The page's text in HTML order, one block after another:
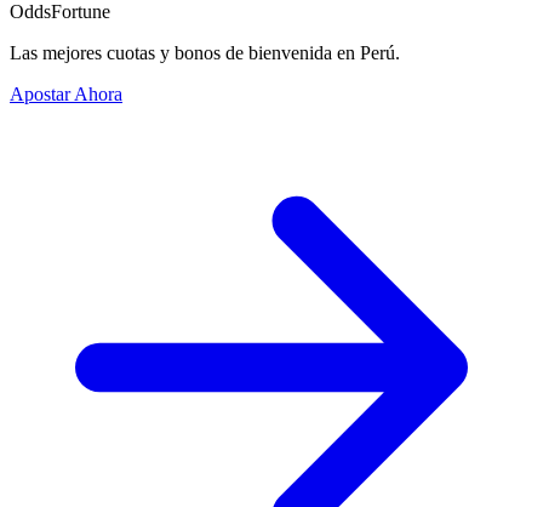
OddsFortune
Las mejores cuotas y bonos de bienvenida en Perú.
Apostar Ahora